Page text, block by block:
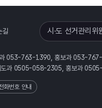
길 시·도 선거관리위
053-763-1390, 홍보과 053-
과 0505-058-2305, 홍보과
화번호 안내